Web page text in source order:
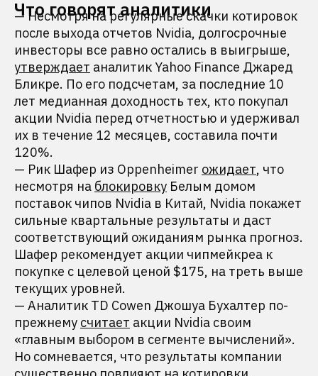
Что говорят аналитики
— Несмотря на регулярные скачки котировок
после выхода отчетов Nvidia, долгосрочные
инвесторы все равно остались в выигрыше,
утверждает аналитик Yahoo Finance Джаред
Бликре. По его подсчетам, за последние 10
лет медианная доходность тех, кто покупал
акции Nvidia перед отчетностью и удерживал
их в течение 12 месяцев, составила почти
120%.
— Рик Шафер из Oppenheimer ожидает, что
несмотря на блокировку Белым домом
поставок чипов Nvidia в Китай, Nvidia покажет
сильные квартальные результаты и даст
соответствующий ожиданиям рынка прогноз.
Шафер рекомендует акции чипмейкреа к
покупке с целевой ценой $175, на треть выше
текущих уровней.
— Аналитик TD Cowen Джошуа Бухалтер по-
прежнему считает акции Nvidia своим
«главным выбором в сегменте вычислений».
Но сомневается, что результаты компании